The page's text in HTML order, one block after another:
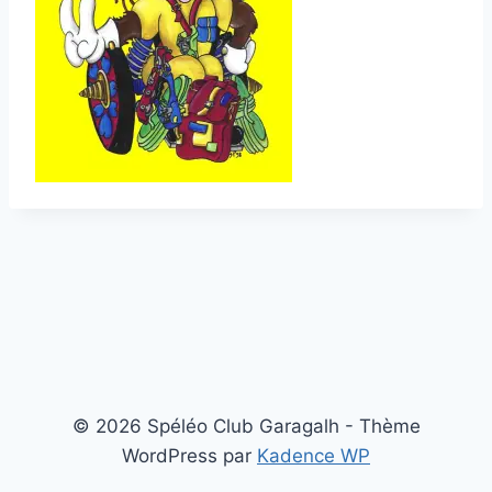
© 2026 Spéléo Club Garagalh - Thème
WordPress par Kadence WP